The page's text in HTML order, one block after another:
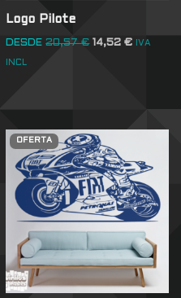
Logo Pilote
DESDE 20,57€ 14,52€ IVA
INCL
OFERTA